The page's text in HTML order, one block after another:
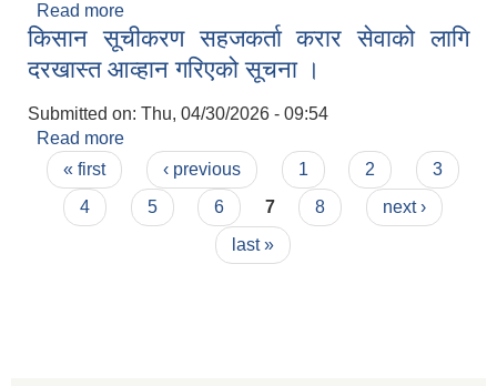
Read more
सम्बन्धी सूचना !
किसान सूचीकरण सहजकर्ता करार सेवाको लागि
दरखास्त आव्हान गरिएको सूचना ।
Submitted on: Thu, 04/30/2026 - 09:54
Read more
दरखास्त आव्हान गरिएको सूचना ।
Pages
« first ‹ previous 1 2
3
4
5 6 7 8
next ›
last »